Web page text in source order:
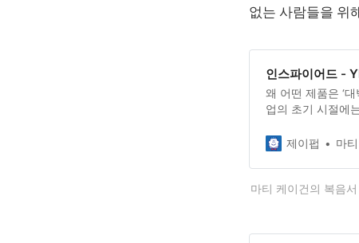
없는 사람들을 위
인스파이어드 -
왜 어떤 제품은 ‘
업의 초기 시절에
다. 최고의 회사와
제이펍 마
마티 케이건의 복음